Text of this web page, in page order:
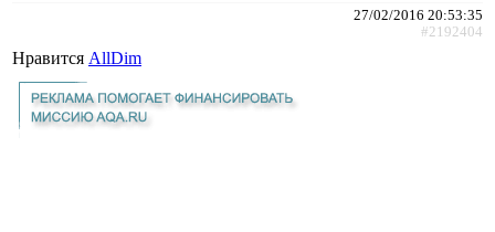
27/02/2016 20:53:35
#2192404
Нравится AllDim